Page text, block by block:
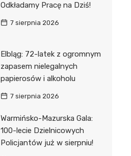
Odkładamy Pracę na Dziś!
7 sierpnia 2026
Elbląg: 72-latek z ogromnym
zapasem nielegalnych
papierosów i alkoholu
7 sierpnia 2026
Warmińsko-Mazurska Gala:
100-lecie Dzielnicowych
Policjantów już w sierpniu!